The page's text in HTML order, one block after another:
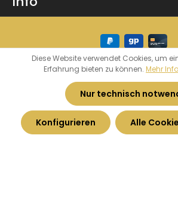
© 2026 Heimatkurve - by
* Alle Preise inkl. gesetzl.
Versandkostenund ggf.
wenn nicht anders
Diese Website verwendet Cookies, um
Erfahrung bieten zu können. Mehr
Nur technisch
Konfigurieren Alle